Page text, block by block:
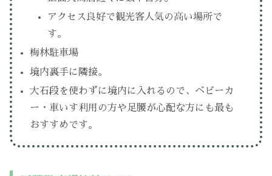
アクセス良好で観光客人気の高い場所で
す。
梅林駐車場
境内裏手に隣接。
大石段を使わずに境内に入れるので、ベビーカ
ー・車いす利用の方や足腰が心配な方にも最も
おすすめです。